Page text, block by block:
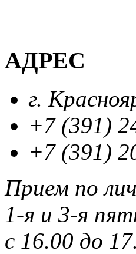
АДРЕС
г.
+7 (391)
+7 (391)
Прием по
1-я и 3-я
с 16.00 до